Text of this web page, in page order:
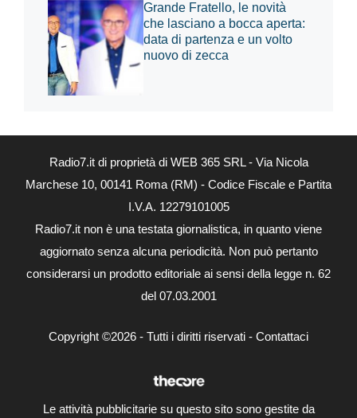
Grande Fratello, le novità
che lasciano a bocca aperta:
data di partenza e un volto
nuovo di zecca
Radio7.it di proprietà di WEB 365 SRL - Via Nicola
Marchese 10, 00141 Roma (RM) - Codice Fiscale e Partita
I.V.A. 12279101005
Radio7.it non è una testata giornalistica, in quanto viene
aggiornato senza alcuna periodicità. Non può pertanto
considerarsi un prodotto editoriale ai sensi della legge n. 62
del 07.03.2001
Copyright ©2026 - Tutti i diritti riservati - Contattaci
Le attività pubblicitarie su questo sito sono gestite da